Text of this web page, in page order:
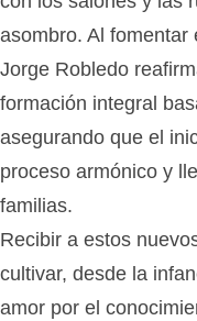
asombro. Al fomentar
Jorge Robledo
formación integral
asegurando que el
proceso armónico y
familias.
Recibir a estos
cultivar, desde la
amor por el